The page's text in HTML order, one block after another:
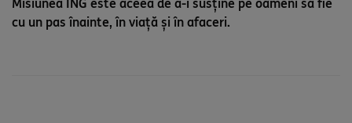
Misiunea ING este aceea de a-i susține pe oameni să fie
cu un pas înainte, în viață și în afaceri.